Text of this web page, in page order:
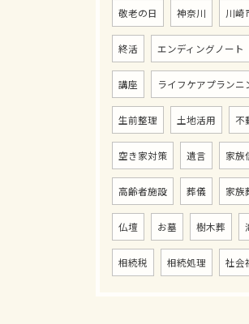
敬老の日 神奈川 川崎
終活 エンディングノート
講座 ライフケアプランニ
生前整理 土地活用 不
空き家対策 遺言 家族
高齢者施設 葬儀 家族
仏壇 お墓 樹木葬
相続税 相続処理 社会